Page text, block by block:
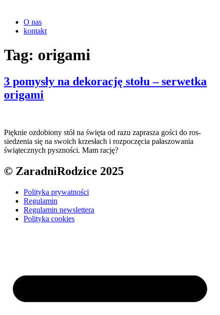
O nas
kontakt
Tag: origami
3 pomysły na dekorację stołu – serwetka
origami
Pięknie ozdobiony stół na święta od razu zaprasza gości do ros-
siedzenia się na swoich krzesłach i rozpoczęcia pałaszowania
świątecznych pyszności. Mam rację?
© ZaradniRodzice 2025
Polityka prywatności
Regulamin
Regulamin newslettera
Polityka cookies